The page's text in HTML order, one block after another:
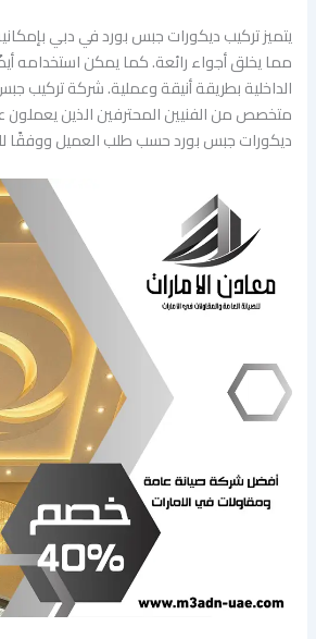
يتميز تركيب ديكورات جبس بورد في دبي
مما يخلق أجواء رائعة. كما يمكن استخدامه
الداخلية بطريقة أنيقة وعملية. شركة تركيب
متخصص من الفنيين المحترفين الذين يعملون
ديكورات جبس بورد حسب طلب العميل ووفقًا